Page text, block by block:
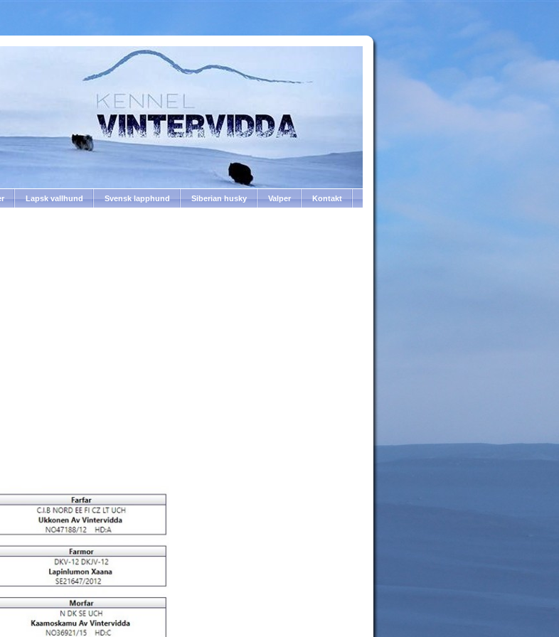
Lapsk vallhund Svensk lapphund Siberian husky Valper Kontakt